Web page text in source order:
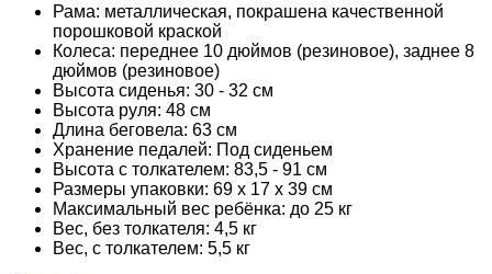
Рама: металлическая, покрашена качественной
порошковой краской
Колеса: переднее 10 дюймов (резиновое), заднее 8
дюймов (резиновое)
Высота сиденья: 30 - 32 см
Высота руля: 48 см
Длина беговела: 63 см
Хранение педалей: Под сиденьем
Высота с толкателем: 83,5 - 91 см
Размеры упаковки: 69 х 17 х 39 см
Максимальный вес ребёнка: до 25 кг
Вес, без толкателя: 4,5 кг
Вес, с толкателем: 5,5 кг